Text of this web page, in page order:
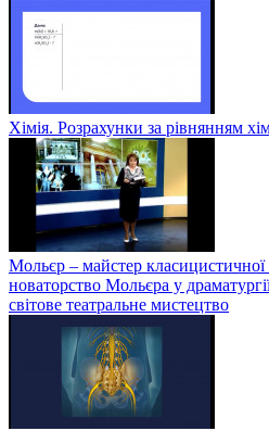
Хімія. Розрахунки за рівнянням
Мольєр – майстер класицистичної
новаторство Мольєра у
світове театральне мистецтво